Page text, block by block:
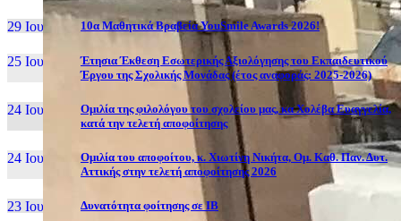
29 Ιουν, 26 10α Μαθητικά Βραβεία YouSmile Awards 2026!
25 Ιουν, 26
Έτησια Έκθεση Εσωτερικής Αξιολόγησης του Εκπαιδευτικού
Έργου της Σχολικής Μονάδας (έτος αναφοράς: 2025-2026)
24 Ιουν, 26
Ομιλία της φιλολόγου του σχολείου μας, κα Χολέβα Ευαγγελία,
κατά την τελετή αποφοίτησης
24 Ιουν, 26
Ομιλία του αποφοίτου, κ. Χιωτίνη Νικήτα, Ομ. Καθ. Παν. Δυτ.
Αττικής στην τελετή αποφοίτησης 2026
23 Ιουν, 26 Δυνατότητα φοίτησης σε ΙΒ